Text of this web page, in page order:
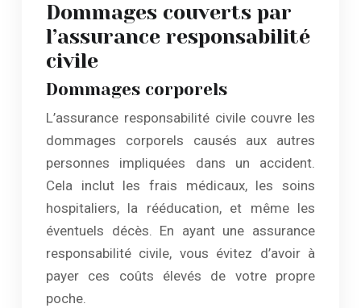
Dommages couverts par
l’assurance responsabilité
civile
Dommages corporels
L’assurance responsabilité civile couvre les
dommages corporels causés aux autres
personnes impliquées dans un accident.
Cela inclut les frais médicaux, les soins
hospitaliers, la rééducation, et même les
éventuels décès. En ayant une assurance
responsabilité civile, vous évitez d’avoir à
payer ces coûts élevés de votre propre
poche.